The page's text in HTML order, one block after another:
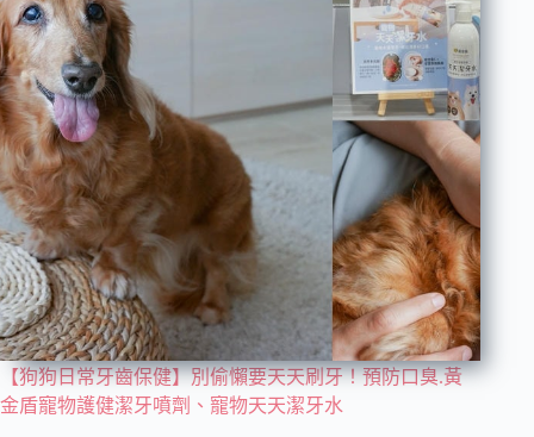
【狗狗日常牙齒保健】別偷懶要天天刷牙！預防口臭.黃
金盾寵物護健潔牙噴劑、寵物天天潔牙水